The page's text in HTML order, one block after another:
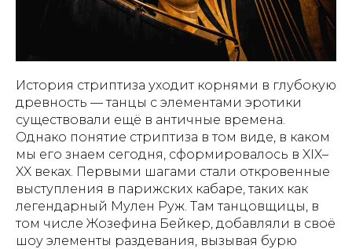
История стриптиза уходит корнями в глубокую
древность — танцы с элементами эротики
существовали ещё в античные времена.
Однако понятие стриптиза в том виде, в каком
мы его знаем сегодня, сформировалось в XIX–
XX веках. Первыми шагами стали откровенные
выступления в парижских кабаре, таких как
легендарный Мулен Руж. Там танцовщицы, в
том числе Жозефина Бейкер, добавляли в своё
шоу элементы раздевания, вызывая бурю